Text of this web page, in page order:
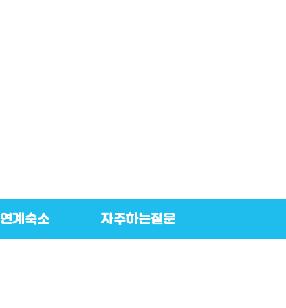
연계숙소 자주하는질문